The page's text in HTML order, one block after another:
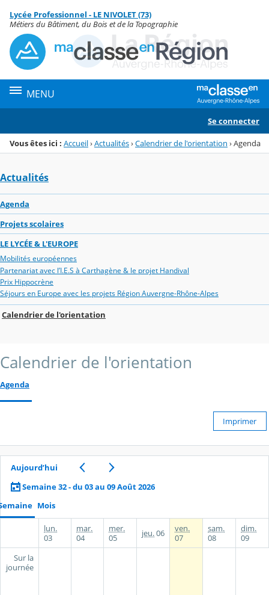
Menu de la rubrique
Contenu
Lycée Professionnel - LE NIVOLET (73)
Métiers du Bâtiment, du Bois et de la Topographie
MENU
Se connecter
Vous êtes ici : Accueil›Actualités›Calendrier de l'orientation ›Agenda
Actualités
Agenda
Projets scolaires
LE LYCÉE & L'EUROPE
Mobilités européennes
Partenariat avec l’I.E.S à Carthagène & le projet Handival
Prix Hippocrène
Séjours en Europe avec les projets Région Auvergne-Rhône-Alpes
Calendrier de l'orientation
Calendrier de l'orientation
Agenda
Imprimer
Aujourd’hui
Semaine 32 - du 03 au 09 Août 2026
Mois
lun.
03
mar.
04
mer.
05
jeu.06
ven.
07
sam.
08
dim.
09
Sur la
journée